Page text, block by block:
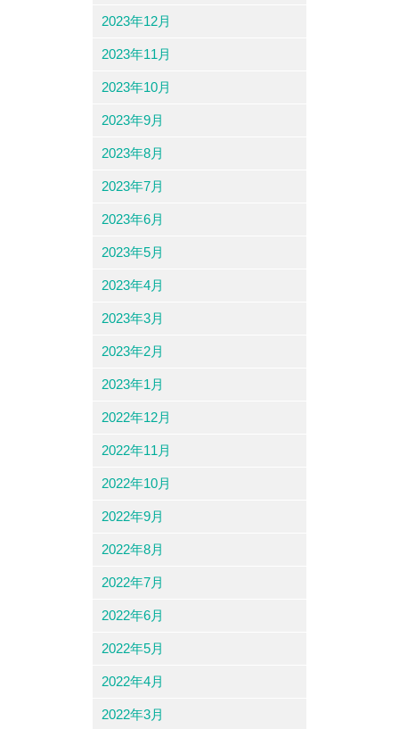
2023年12月
2023年11月
2023年10月
2023年9月
2023年8月
2023年7月
2023年6月
2023年5月
2023年4月
2023年3月
2023年2月
2023年1月
2022年12月
2022年11月
2022年10月
2022年9月
2022年8月
2022年7月
2022年6月
2022年5月
2022年4月
2022年3月